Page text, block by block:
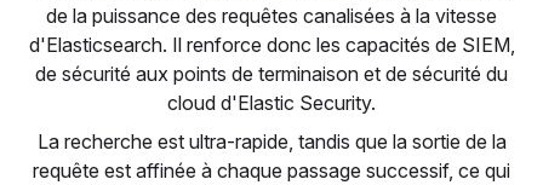
de la puissance des requêtes canalisées à la vitesse
d'Elasticsearch. Il renforce donc les capacités de SIEM,
de sécurité aux points de terminaison et de sécurité du
cloud d'Elastic Security.
La recherche est ultra-rapide, tandis que la sortie de la
requête est affinée à chaque passage successif, ce qui